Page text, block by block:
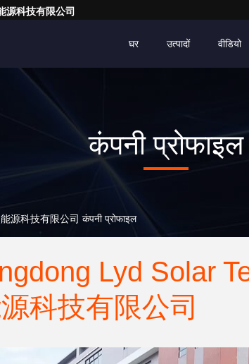
科技有限公司
घर उत्पादों वीडियो
कंपनी प्रोफाइल
科技有限公司 कंपनी प्रोफाइल
Lyd Solar
科技有限公司